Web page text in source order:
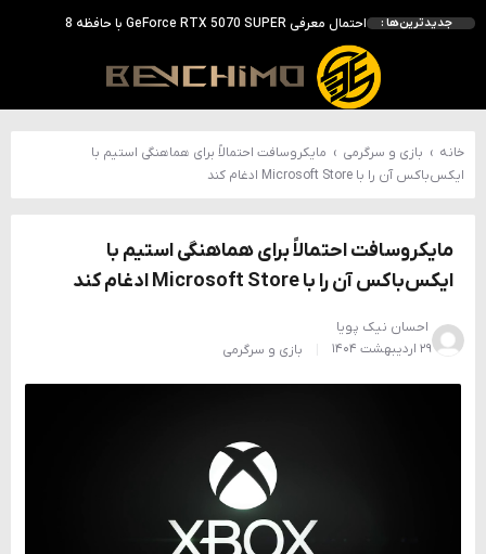
جدیدترین‌ها :
احتمال معرفی GeForce RTX 5070 SUPER با حافظه 18 گیگابایتی؛ ارتقای محسوس نسبت به مدل استاندارد
انویدیا DLSS 5 را با سه مدل هوش مصنوعی معرفی کرد؛ انتقادهای اولیه نتیجه داد
انویدیا پردازنده 88 هسته‌ای Vera را معرفی کرد؛ CPU اختصاصی برای نسل بعدی هوش مصنوعی
بالاخره سنسور Hotspot کارت‌های RTX 50 ظاهر شد؛ HWMonitor 1.65 تنها نماینده نمایش نیست
خانه › بازی و سرگرمی › مایکروسافت احتمالاً برای هماهنگی استیم با
ایکس‌باکس آن را با Microsoft Store ادغام کند
مایکروسافت احتمالاً برای هماهنگی استیم با
ایکس‌باکس آن را با Microsoft Store ادغام کند
احسان نیک پویا
۲۹ اردیبهشت ۱۴۰۴
بازی و سرگرمی